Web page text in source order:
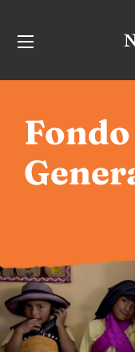
Fondo